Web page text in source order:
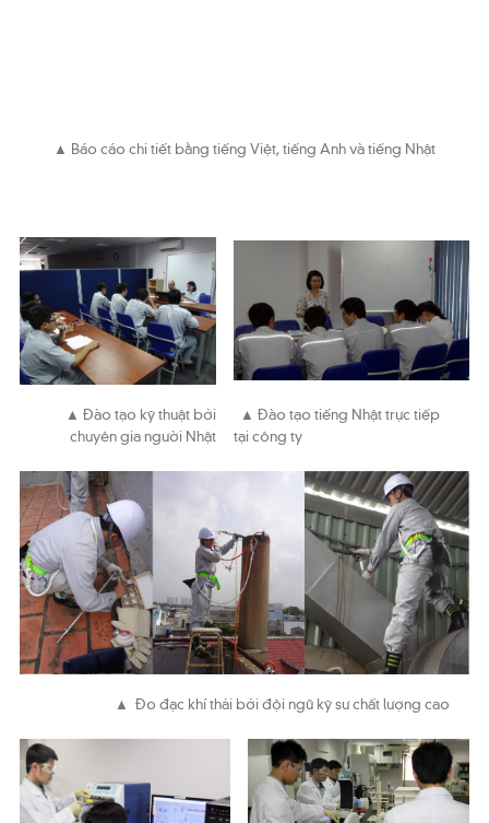
▲ Báo cáo chi tiết bằng tiếng Việt, tiếng Anh và tiếng Nhật
▲ Đào tạo kỹ thuật bởi
chuyên gia người Nhật
▲ Đào tạo tiếng Nhật trực tiếp
tại công ty
▲ Đo đạc khí thải bởi đội ngũ kỹ sư chất lượng cao